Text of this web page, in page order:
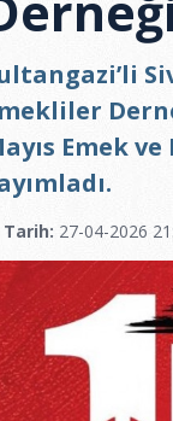
Emek
Tarih: 27-04-2026